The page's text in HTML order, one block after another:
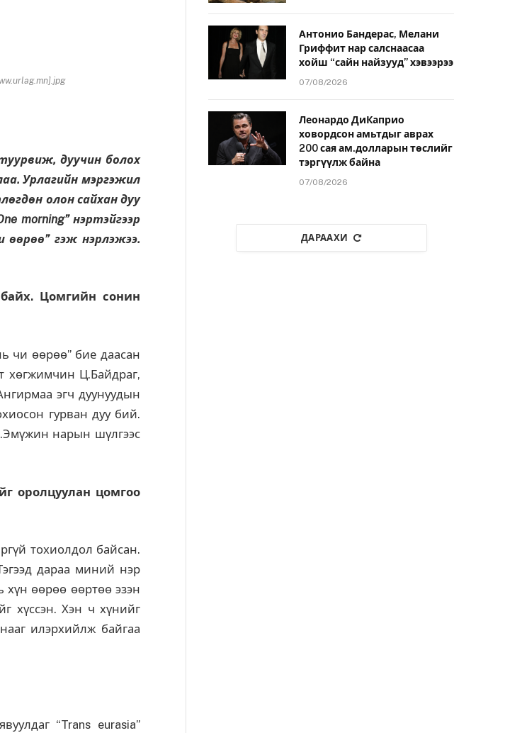
дуучин болох
Урлагийн мэргэжил
олон сайхан дуу
morning” нэртэйгээр
өөрөө” гэж нэрлэжээ.
Цомгийн сонин
чи өөрөө” бие даасан
хөгжимчин Ц.Байдраг,
эгч дуунуудын
гурван дуу бий.
нарын шүлгээс
оролцуулан цомгоо
тохиолдол байсан.
дараа миний нэр
хүн өөрөө өөртөө эзэн
хүссэн. Хэн ч хүнийг
илэрхийлж байгаа
“Trans eurasia”
Антонио Бандерас, Мелани
Гриффит нар салснаасаа
хойш “сайн найзууд” хэвээрээ
07/08/2026
Леонардо ДиКаприо
ховордсон амьтдыг аврах
200 сая ам.долларын төслийг
тэргүүлж байна
07/08/2026
ДАРААХИ